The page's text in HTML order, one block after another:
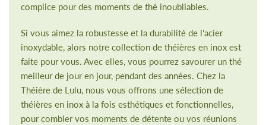
complice pour des moments de thé inoubliables.
Si vous aimez la robustesse et la durabilité de l'acier
inoxydable, alors notre collection de théières en inox est
faite pour vous. Avec elles, vous pourrez savourer un thé
meilleur de jour en jour, pendant des années. Chez la
Théière de Lulu, nous vous offrons une sélection de
théières en inox à la fois esthétiques et fonctionnelles,
pour combler vos moments de détente ou vos réunions